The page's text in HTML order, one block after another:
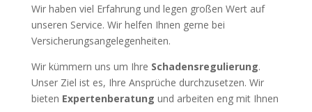
Wir haben viel Erfahrung und legen großen Wert auf
unseren Service. Wir helfen Ihnen gerne bei
Versicherungsangelegenheiten.
Wir kümmern uns um Ihre Schadensregulierung.
Unser Ziel ist es, Ihre Ansprüche durchzusetzen. Wir
bieten Expertenberatung und arbeiten eng mit Ihnen